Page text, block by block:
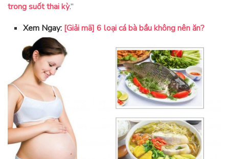
trong suốt thai kỳ.”
Xem Ngay: [Giải mã] 6 loại cá bà bầu không nên ăn?